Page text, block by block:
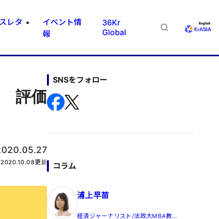
レタ
イベント情
報
36Kr
Global
評価
2020.10.08更新
SNSをフォロー
コラム
浦上早苗
経済ジャーナリスト/法政大MBA教